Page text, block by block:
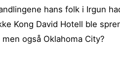
hans folk i Irgun
Kong David Hotell ble
også Oklahoma City?